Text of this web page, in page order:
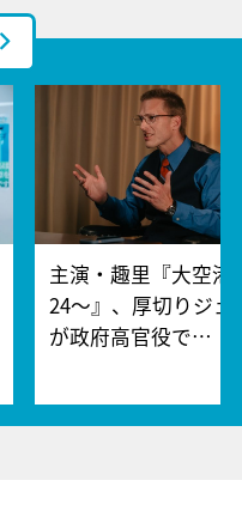
主演・趣里『大空港
24～』、厚切りジェ
が政府高官役で…